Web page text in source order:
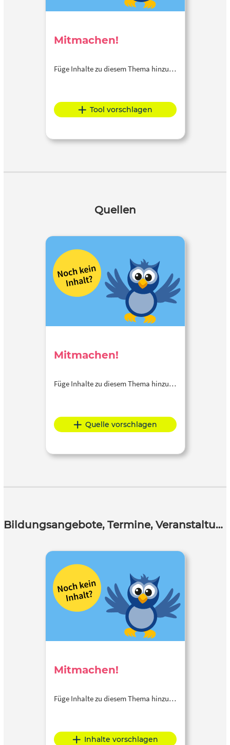
Mitmachen!
Füge Inhalte zu diesem Thema hinzu…
Tool vorschlagen
Quellen
Mitmachen!
Füge Inhalte zu diesem Thema hinzu…
Quelle vorschlagen
Bildungsangebote, Termine, Veranstaltungen
Mitmachen!
Füge Inhalte zu diesem Thema hinzu…
Inhalte vorschlagen